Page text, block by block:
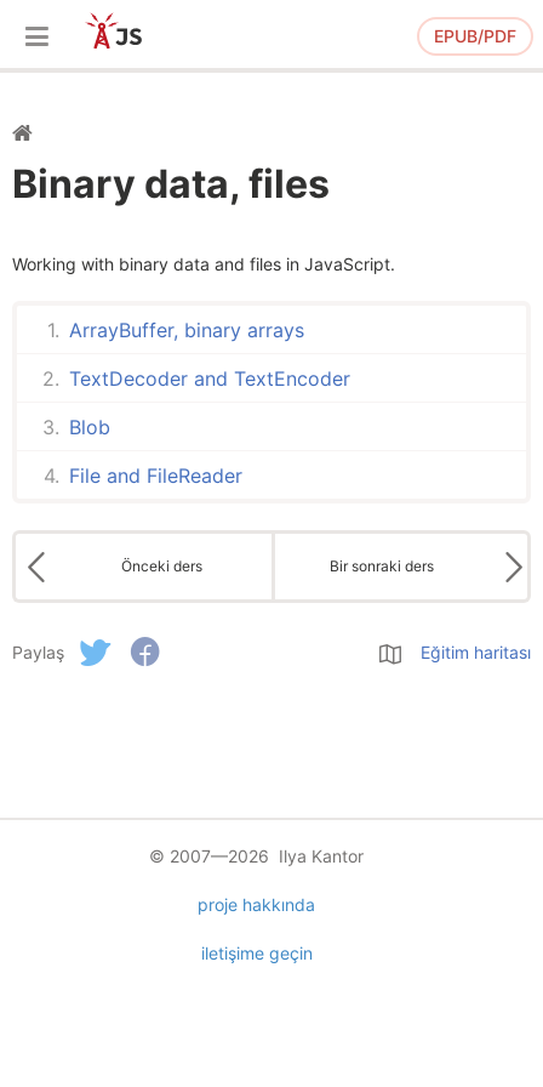
EPUB/PDF
Binary data, files
Working with binary data and files in JavaScript.
ArrayBuffer, binary arrays
TextDecoder and TextEncoder
Blob
File and FileReader
Önceki ders Bir sonraki ders
Paylaş Eğitim haritası
© 2007—2026 Ilya Kantor
proje hakkında
iletişime geçin